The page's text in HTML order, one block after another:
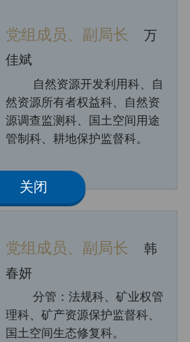
关闭
党组成员、副局长
万
佳斌
自然资源开发利用科、自
然资源所有者权益科、自然资
源调查监测科、国土空间用途
管制科、耕地保护监督科。
党组成员、副局长
韩
春妍
分管：法规科、矿业权管
理科、矿产资源保护监督科、
国土空间生态修复科。